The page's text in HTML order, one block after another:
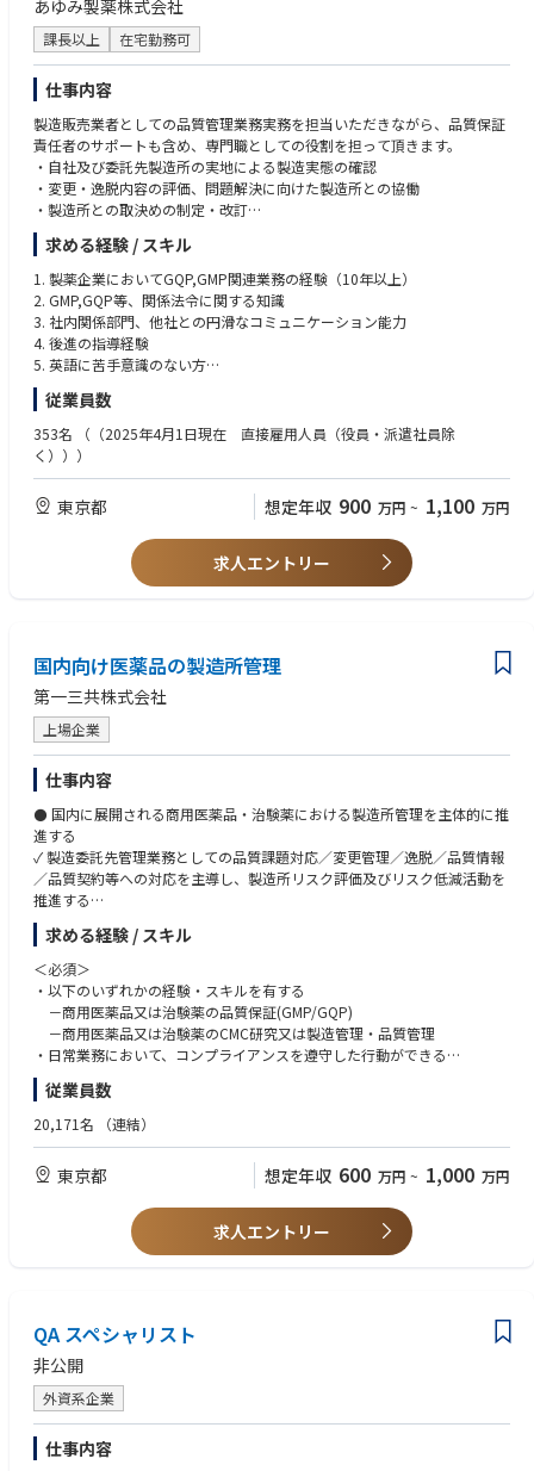
あゆみ製薬株式会社
課長以上 在宅勤務可
仕事内容
製造販売業者としての品質管理業務実務を担当いただきながら、品質保証
責任者のサポートも含め、専門職としての役割を担って頂きます。
・自社及び委託先製造所の実地による製造実態の確認
・変更・逸脱内容の評価、問題解決に向けた製造所との協働
・製造所との取決めの制定・改訂
・品質情報の処理、品質改善への取り組み
・SOP、品質標準書の作成・改訂
・市場への出荷管理
・薬事部門等社内関連部門との連携
求める経験 / スキル
1. 製薬企業においてGQP,GMP関連業務の経験（10年以上）
2. GMP,GQP等、関係法令に関する知識
3. 社内関係部門、他社との円滑なコミュニケーション能力
4. 後進の指導経験
5. 英語に苦手意識のない方
6. 薬剤師資格（尚可）
従業員数
353名
（（2025年4月1日現在 直接雇用人員（役員・派遣社員除
く）））
東京都 想定年収 900 万円 ~ 1,100 万円
求人エントリー
国内向け医薬品の製造所管理
第一三共株式会社
上場企業
仕事内容
⚫ 国内に展開される商用医薬品・治験薬における製造所管理を主体的に推
進する
✓ 製造委託先管理業務としての品質課題対応／変更管理／逸脱／品質情報
／品質契約等への対応を主導し、製造所リスク評価及びリスク低減活動を
推進する
✓ Inspection Readinessの推進及び製造所GMP向上活動をリードし、製造
所及び関係部門を巻き込みながら継続的改善を推進する
✓ 申請資料（Established Condition）と製造所文書の整合性を確保し、製
品品質及び信頼性の維持向上を図る
⚫ 社内関係各部所と連携し、製品（治験薬及び商用医薬品）の安定供給を
推進する
⚫ 製造所等のGMP／GDP監査を主体的に実施する
≪入社後のキャリアパス≫
・第一三共グループのグローバル製品品質保証に最も重要な製造所管理を
推進、統括する中核的人材へと育成する。
・適正と経験を踏まえ、品質マネジメントシステムの構築、維持、改善に
・その後、当人の適性を踏まえたジョブローテーションを通じて、幅広い
業務経験を積み、キャリアを形成し、経営基幹職或いはマネジメント職の
求める経験 / スキル
＜必須＞
・以下のいずれかの経験・スキルを有する
－商用医薬品又は治験薬の品質保証(GMP/GQP)
－商用医薬品又は治験薬のCMC研究又は製造管理・品質管理
・日常業務において、コンプライアンスを遵守した行動ができる
・日本語力（報告書や手順書の読み書き、日本語での議論に支障が無い）
・社内外の海外関係者と協業できるコミュニケーション力
・国内外当局査察対応経験
・新製品の国内外申請業務の経験
・製造所の GMP監査経験
・プロジェクトマネジメント能力、交渉・調整能力、判断力、課題解決能
従業員数
20,171名 （連結）
東京都 想定年収 600 万円 ~ 1,000 万円
求人エントリー
QA スペシャリスト
非公開
外資系企業
仕事内容